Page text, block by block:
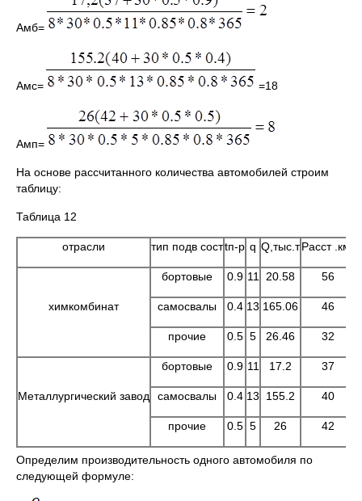
Амб=
Амс= =18
Амп=
На основе рассчитанного количества автомобилей строим
таблицу:
Таблица 12
отрасли тип подв состtп-р q Q,тыс.тРасст .км.
химкомбинат
бортовые 0.9 11 20.58 56
самосвалы 0.4 13 165.06 46
прочие 0.5 5 26.46 32
Металлургический завод
бортовые 0.9 11 17.2 37
самосвалы 0.4 13 155.2 40
прочие 0.5 5 26 42
Определим производительность одного автомобиля по
следующей формуле: